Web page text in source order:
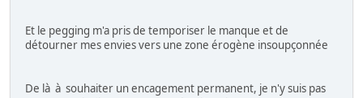
Et le pegging m'a pris de temporiser le manque et de
détourner mes envies vers une zone érogène insoupçonnée
De là à souhaiter un encagement permanent, je n'y suis pas